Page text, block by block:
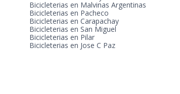
Bicicleterias en Malvinas Argentinas
Bicicleterias en Pacheco
Bicicleterias en Carapachay
Bicicleterias en San Miguel
Bicicleterias en Pilar
Bicicleterias en Jose C Paz